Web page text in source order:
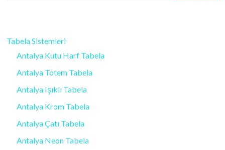
Tabela Sistemleri
Antalya Kutu Harf Tabela
Antalya Totem Tabela
Antalya Işıklı Tabela
Antalya Krom Tabela
Antalya Çatı Tabela
Antalya Neon Tabela